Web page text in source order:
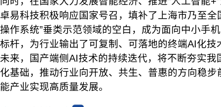
卓易科技积极响应国家号召，填补了上海市乃至全
操作系统”垂类示范领域的空白，成为面向中小手
标杆，为行业输出了可复制、可落地的终端AI化技
未来，国产端侧AI技术的持续迭代，将不断夯实我
化基础，推动行业向开放、共生、普惠的方向稳
能产业实现高质量发展。